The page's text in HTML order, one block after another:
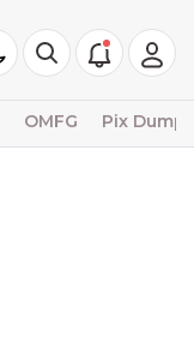
OMFG Pix Dump